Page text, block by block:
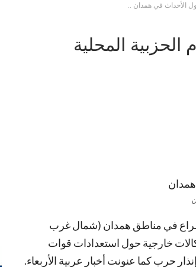
الأحداث في همدان ..
المحلية
في مناطق همدان (شمال غرب
خارجية حول استعدادات قوات
حرب كما عنونت أخبار عربية الأربعاء.